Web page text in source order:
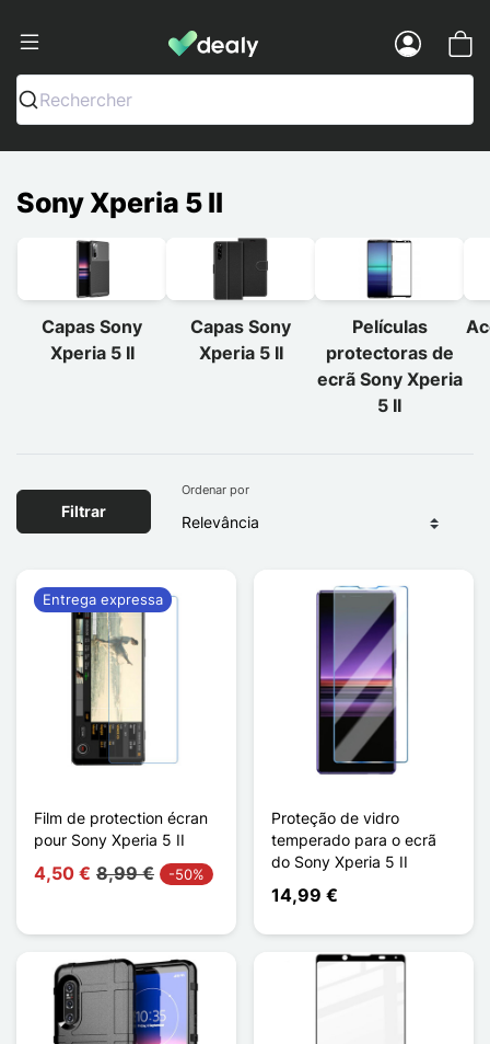
Dealy - Capas e acessórios para
Rechercher
Sony Xperia 5 II
Capas Sony
Xperia 5 II
Capas Sony
Xperia 5 II
Películas
protectoras de
ecrã Sony Xperia
5 II
Filtrar
Ordenar por
Film de protection écran
pour Sony Xperia 5 II
4,50 € 8,99 € -50%
Entrega expressa
Proteção de vidro
temperado para o ecrã
do Sony Xperia 5 II
14,99 €